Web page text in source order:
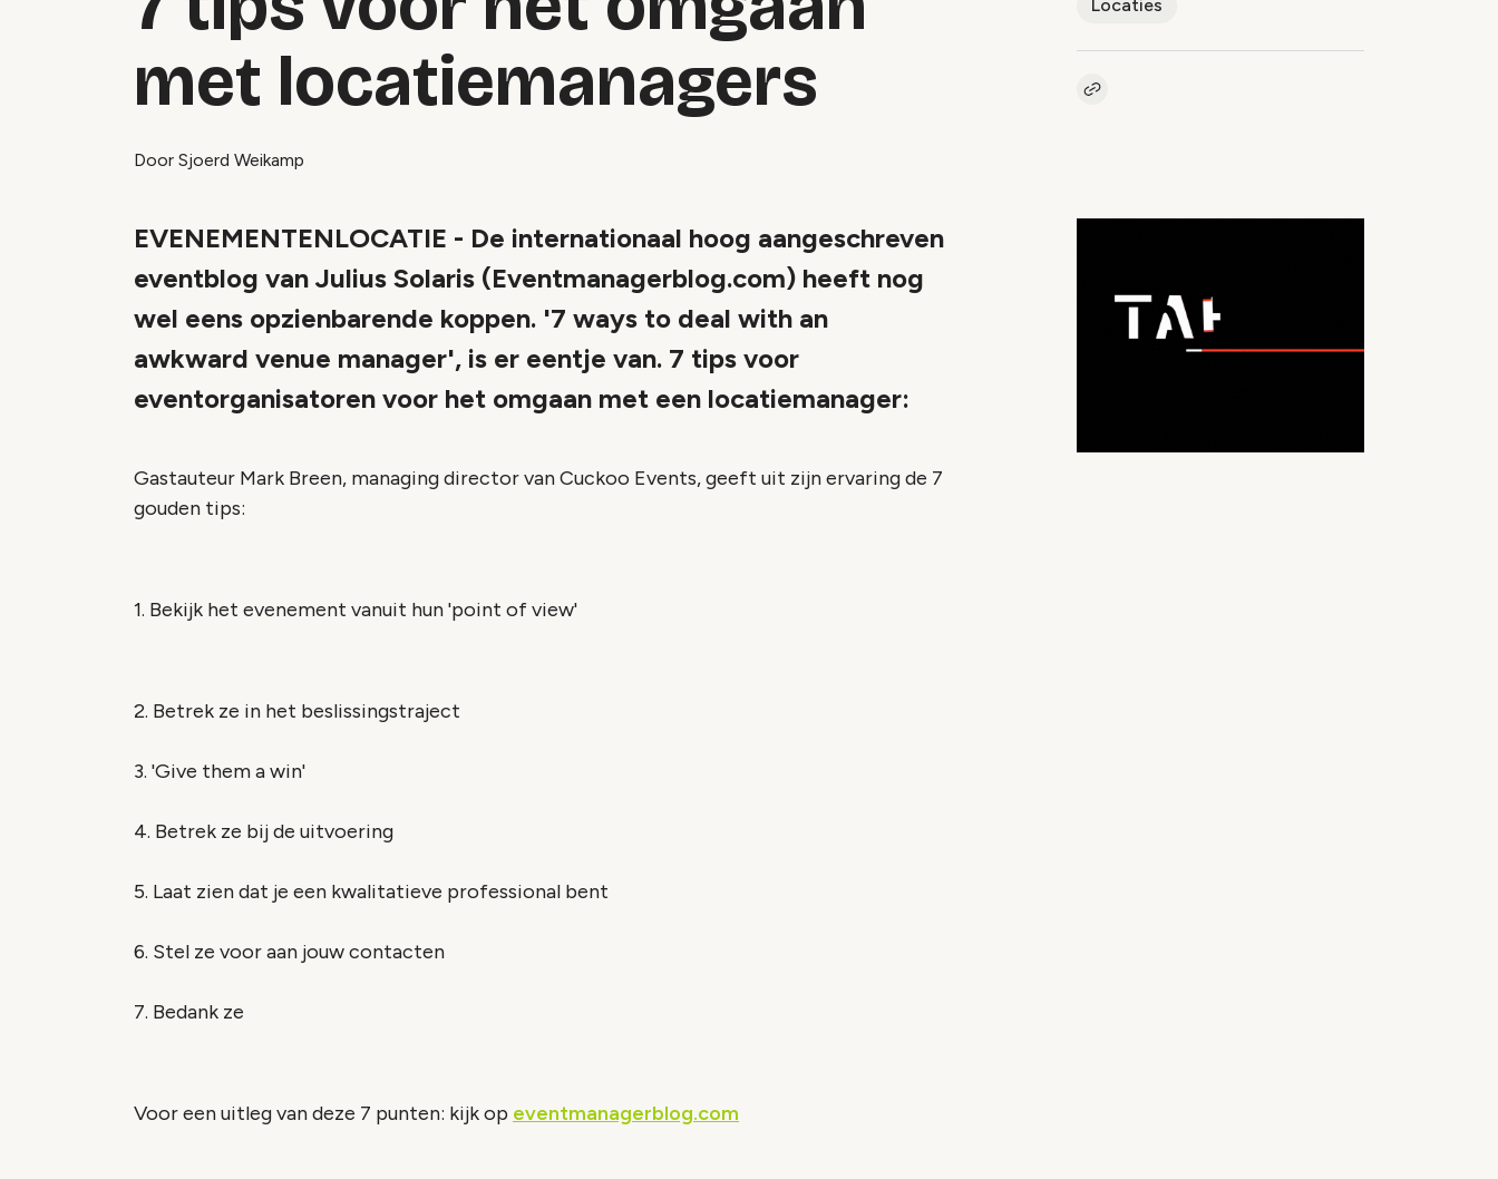
met locatiemanagers
Door Sjoerd Weikamp
Locaties
Kopieer link naar artikel
EVENEMENTENLOCATIE - De internationaal hoog aangeschreven
eventblog van Julius Solaris (Eventmanagerblog.com) heeft nog
wel eens opzienbarende koppen. '7 ways to deal with an
awkward venue manager', is er eentje van. 7 tips voor
eventorganisatoren voor het omgaan met een locatiemanager:
Gastauteur Mark Breen, managing director van Cuckoo Events, geeft uit zijn ervaring de 7
gouden tips:
1. Bekijk het evenement vanuit hun 'point of view'
2. Betrek ze in het beslissingstraject
3. 'Give them a win'
4. Betrek ze bij de uitvoering
5. Laat zien dat je een kwalitatieve professional bent
6. Stel ze voor aan jouw contacten
7. Bedank ze
Voor een uitleg van deze 7 punten: kijk op eventmanagerblog.com